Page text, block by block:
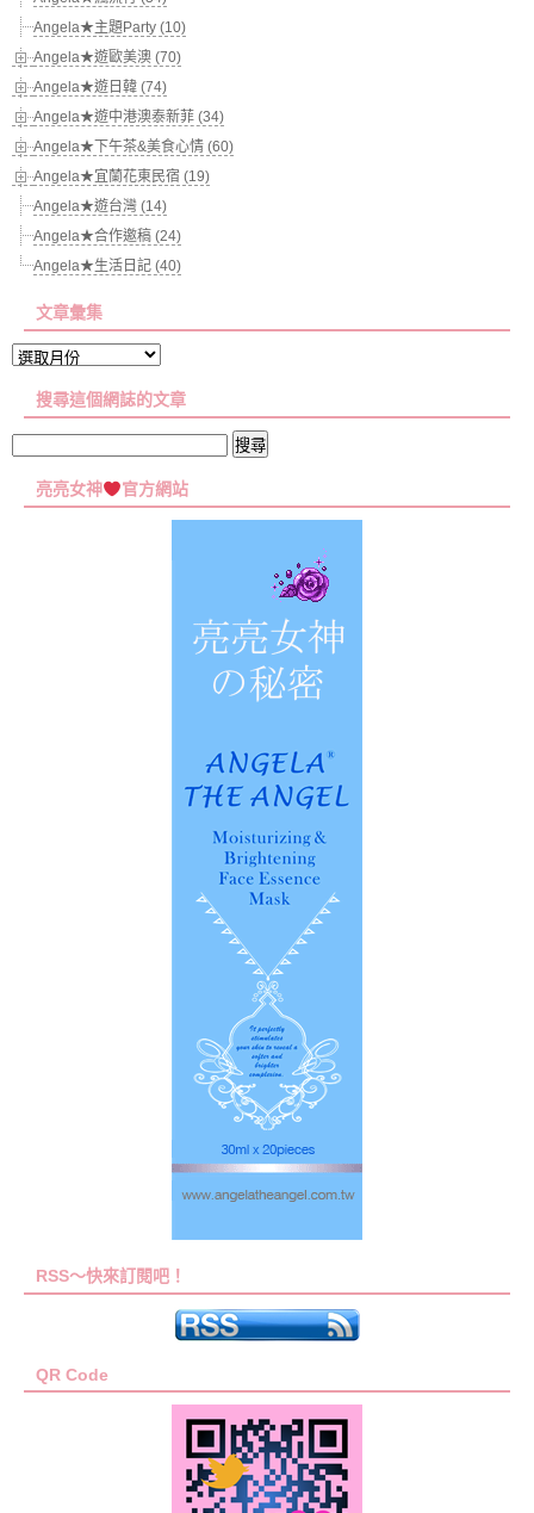
Angela★主題Party (10)
Angela★遊歐美澳 (70)
Angela★遊日韓 (74)
Angela★遊中港澳泰新菲 (34)
Angela★下午茶&美食心情 (60)
Angela★宜蘭花東民宿 (19)
Angela★遊台灣 (14)
Angela★合作邀稿 (24)
Angela★生活日記 (40)
文章彙集
文
彙
搜尋這個網誌的文章
關
亮亮女神 官方網站
RSS～快來訂閱吧！
QR Code